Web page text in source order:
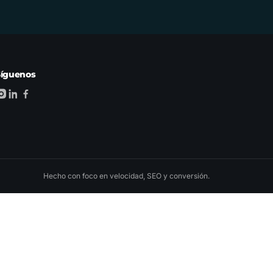
Hecho con foco en velocidad, SEO y conversión.